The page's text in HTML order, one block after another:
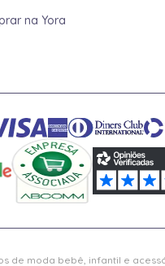
na Yora
moda bebê, infantil e